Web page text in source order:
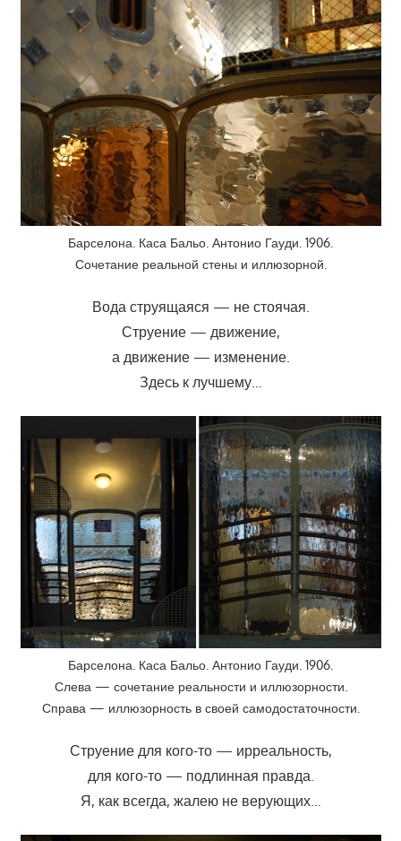
Барселона. Каса Бальо. Антонио Гауди. 1906.
Сочетание реальной стены и иллюзорной.
Вода струящаяся — не стоячая.
Струение — движение,
а движение — изменение.
Здесь к лучшему…
Барселона. Каса Бальо. Антонио Гауди. 1906.
Слева — сочетание реальности и иллюзорности.
Справа — иллюзорность в своей самодостаточности.
Струение для кого-то — ирреальность,
для кого-то — подлинная правда.
Я, как всегда, жалею не верующих…